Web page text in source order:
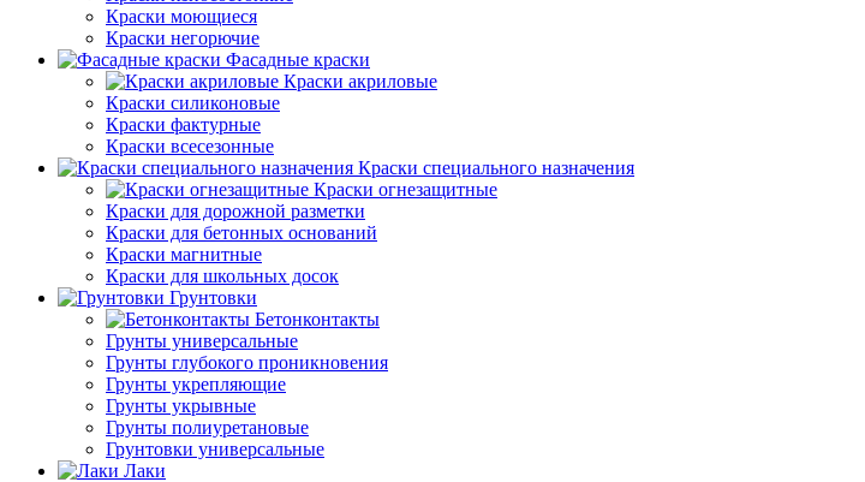
Краски моющиеся
Краски негорючие
Фасадные краски
Краски акриловые
Краски силиконовые
Краски фактурные
Краски всесезонные
Краски специального назначения
Краски огнезащитные
Краски для дорожной разметки
Краски для бетонных оснований
Краски магнитные
Краски для школьных досок
Грунтовки
Бетонконтакты
Грунты универсальные
Грунты глубокого проникновения
Грунты укрепляющие
Грунты укрывные
Грунты полиуретановые
Грунтовки универсальные
Лаки